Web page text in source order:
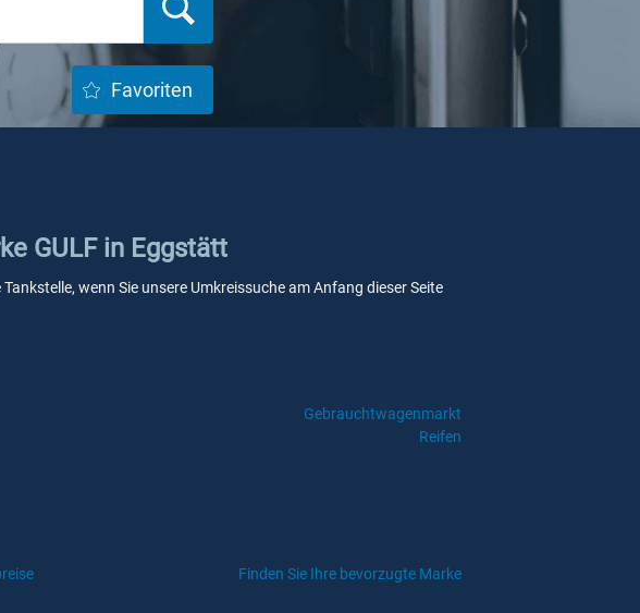
Favoriten
GULF in Eggstätt
wenn Sie unsere Umkreissuche am Anfang dieser Seite
Gebrauchtwagenmarkt
Reifen
Finden Sie Ihre bevorzugte Marke